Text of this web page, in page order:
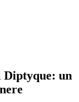
Diptyque: un